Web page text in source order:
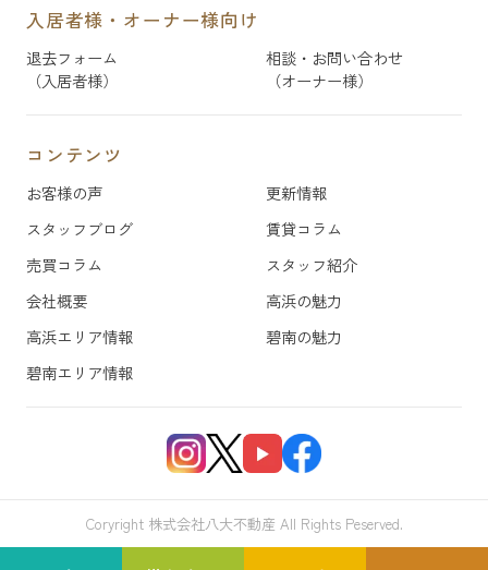
入居者様・オーナー様向け
退去フォーム
（入居者様）
相談・お問い合わせ
（オーナー様）
コンテンツ
お客様の声
更新情報
スタッフブログ
賃貸コラム
売買コラム
スタッフ紹介
会社概要
高浜の魅力
高浜エリア情報
碧南の魅力
碧南エリア情報
Coryright 株式会社八大不動産 All Rights Peserved.